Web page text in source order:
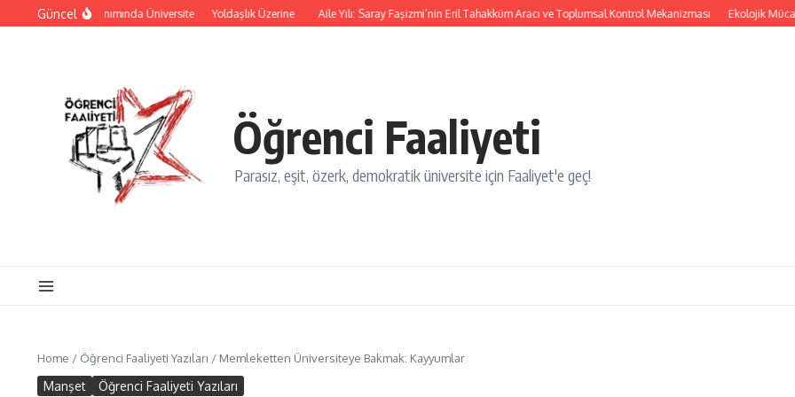
İçeriğe atla
Güncel
Yok Oluş Salınımında Üniversite Yoldaşlık Üzerine Aile Yılı: Saray Faşizmi’nin Eril Tahakküm Aracı ve Toplumsal Kontrol Mekanizması Ekolojik
Öğrenci Faaliyeti
Parasız, eşit, özerk, demokratik üniversite için Faaliyet'e geç!
Home / Öğrenci Faaliyeti Yazıları / Memleketten Üniversiteye Bakmak: Kayyumlar
Manşet Öğrenci Faaliyeti Yazıları